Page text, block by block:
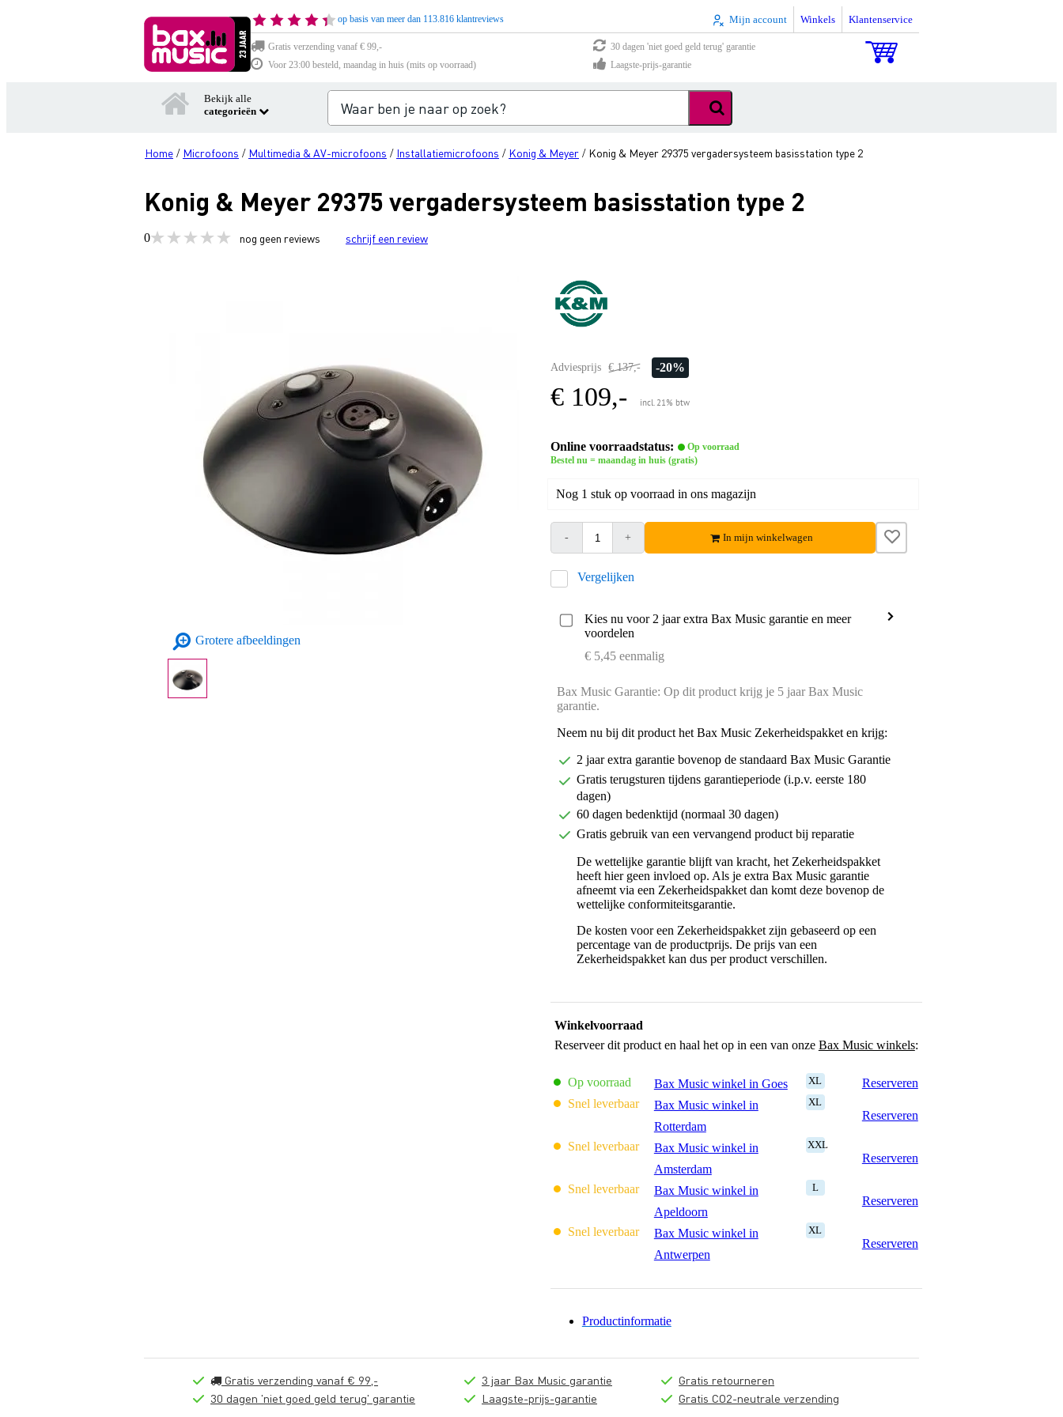
op basis van meer dan 113.816 klantreviews Mijn account Winkels Klantenservice
Gratis verzending vanaf € 99,-
30 dagen 'niet goed geld terug' garantie
Voor 23:00 besteld, maandag in huis (mits op voorraad)
Laagste-prijs-garantie
Bekijk alle
categorieën
Home / Microfoons / Multimedia & AV-microfoons / Installatiemicrofoons / Konig & Meyer / Konig & Meyer 29375 vergadersysteem basisstation type 2
Konig & Meyer 29375 vergadersysteem basisstation type 2
0 nog geen reviews schrijf een review
Grotere afbeeldingen
Adviesprijs € 137,- -20%
€ 109,- incl. 21% btw
Online voorraadstatus:
Op voorraad
Bestel nu = maandag in huis (gratis)
Nog 1 stuk op voorraad in ons magazijn
- + In mijn winkelwagen
Vergelijken
Kies nu voor 2 jaar extra Bax Music garantie en meer
voordelen
€ 5,45 eenmalig
Bax Music Garantie: Op dit product krijg je 5 jaar Bax Music
garantie.
Neem nu bij dit product het Bax Music Zekerheidspakket en krijg:
2 jaar extra garantie bovenop de standaard Bax Music Garantie
Gratis terugsturen tijdens garantieperiode (i.p.v. eerste 180
dagen)
60 dagen bedenktijd (normaal 30 dagen)
Gratis gebruik van een vervangend product bij reparatie
De wettelijke garantie blijft van kracht, het Zekerheidspakket
heeft hier geen invloed op. Als je extra Bax Music garantie
afneemt via een Zekerheidspakket dan komt deze bovenop de
wettelijke conformiteitsgarantie.
De kosten voor een Zekerheidspakket zijn gebaseerd op een
percentage van de productprijs. De prijs van een
Zekerheidspakket kan dus per product verschillen.
Winkelvoorraad
Reserveer dit product en haal het op in een van onze Bax Music winkels:
Op voorraad Bax Music winkel in Goes XL
Reserveren
Snel leverbaar
Bax Music winkel in
Rotterdam
XL
Reserveren
Snel leverbaar
Bax Music winkel in
Amsterdam
XXL
Reserveren
Snel leverbaar
Bax Music winkel in
Apeldoorn
L
Reserveren
Snel leverbaar
Bax Music winkel in
Antwerpen
XL
Reserveren
Productinformatie
Gratis verzending vanaf € 99,-
30 dagen 'niet goed geld terug' garantie
3 jaar Bax Music garantie
Laagste-prijs-garantie
Gratis retourneren
Gratis CO2-neutrale verzending